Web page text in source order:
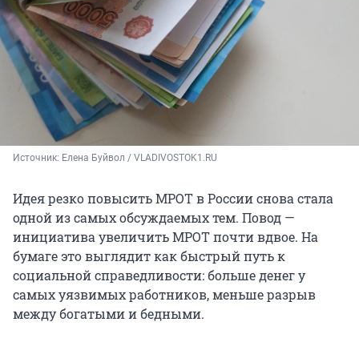
Источник: Елена Буйвол / VLADIVOSTOK1.RU
Идея резко повысить МРОТ в России снова стала
одной из самых обсуждаемых тем. Повод —
инициатива увеличить МРОТ почти вдвое. На
бумаге это выглядит как быстрый путь к
социальной справедливости: больше денег у
самых уязвимых работников, меньше разрыв
между богатыми и бедными.